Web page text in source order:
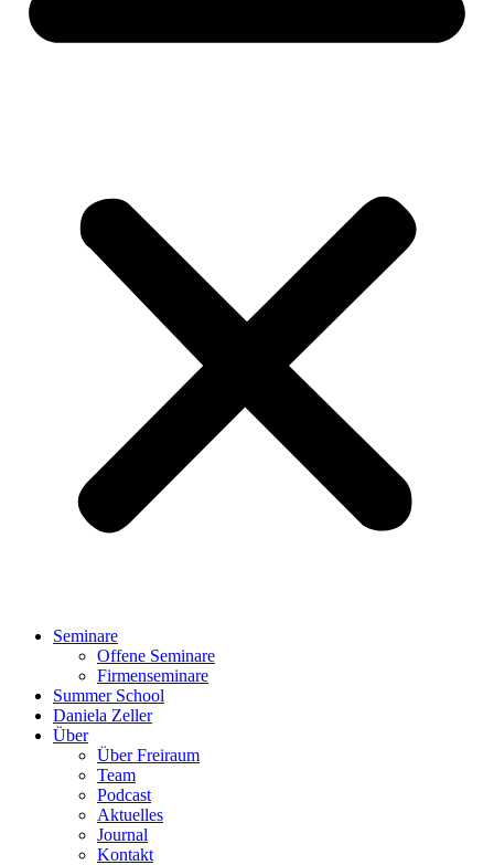
Seminare
Offene Seminare
Firmenseminare
Summer School
Daniela Zeller
Über
Über Freiraum
Team
Podcast
Aktuelles
Journal
Kontakt